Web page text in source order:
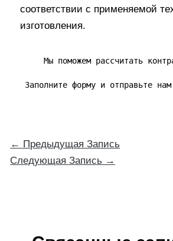
соответствии с применяемой
изготовления.
Мы поможем рассчитать
Заполните форму и отправьте
← Предыдущая Запись
Следующая Запись →